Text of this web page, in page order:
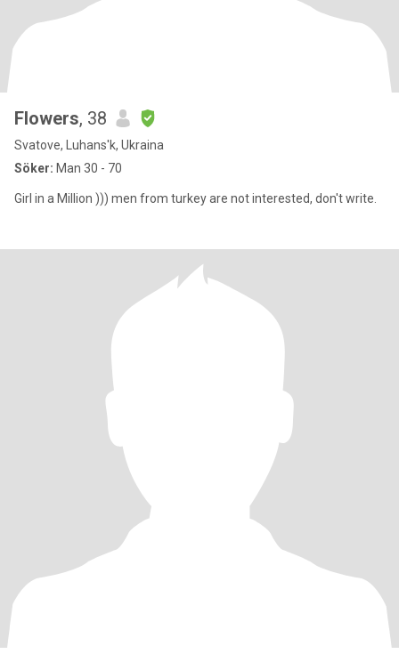
Flowers, 38
Svatove, Luhans'k, Ukraina
Söker: Man 30 - 70
Girl in a Million ))) men from turkey are not interested, don't write.